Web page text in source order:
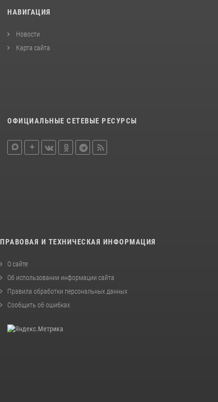
НАВИГАЦИЯ
Новости
Карта сайта
ОФИЦИАЛЬНЫЕ СЕТЕВЫЕ РЕСУРСЫ
ПРАВОВАЯ И ТЕХНИЧЕСКАЯ ИНФОРМАЦИЯ
О сайте
Об использовании информации сайта
Правила обработки персональных данных
Сообщить об ошибках